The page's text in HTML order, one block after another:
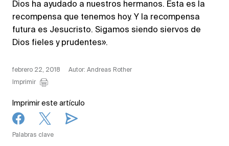
Dios ha ayudado a nuestros hermanos. Esta es la
recompensa que tenemos hoy. Y la recompensa
futura es Jesucristo. Sigamos siendo siervos de
Dios fieles y prudentes».
febrero 22, 2018
Autor: Andreas Rother
Imprimir
Imprimir este artículo
Palabras clave